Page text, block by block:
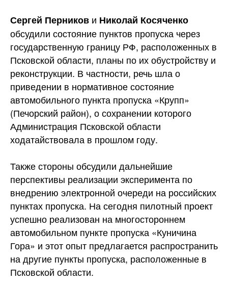
Сергей Перников и Николай Косяченко
обсудили состояние пунктов пропуска через
государственную границу РФ, расположенных в
Псковской области, планы по их обустройству и
реконструкции. В частности, речь шла о
приведении в нормативное состояние
автомобильного пункта пропуска «Крупп»
(Печорский район), о сохранении которого
Администрация Псковской области
ходатайствовала в прошлом году.
Также стороны обсудили дальнейшие
перспективы реализации эксперимента по
внедрению электронной очереди на российских
пунктах пропуска. На сегодня пилотный проект
успешно реализован на многостороннем
автомобильном пункте пропуска «Куничина
Гора» и этот опыт предлагается распространить
на другие пункты пропуска, расположенные в
Псковской области.